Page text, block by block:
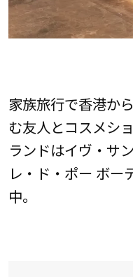
家族旅行で香港か
む友人とコスメシ
ランドはイヴ・サ
レ・ド・ポー ボー
中。